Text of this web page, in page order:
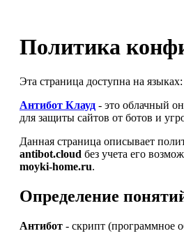
Политика
Эта страница доступна на языках:
Антибот Клауд - это облачный
для защиты сайтов от ботов и
Данная страница описывает
antibot.cloud без учета его
moyki-home.ru.
Определение
Антибот - скрипт (программное